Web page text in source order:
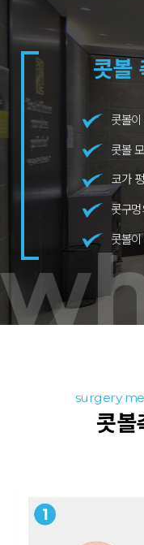
콧볼
콧볼
콧볼
코가
콧구
콧볼
surgery
콧볼